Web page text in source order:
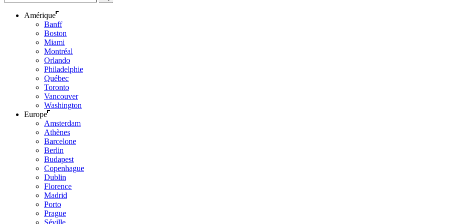
Amérique
Banff
Boston
Miami
Montréal
Orlando
Philadelphie
Québec
Toronto
Vancouver
Washington
Europe
Amsterdam
Athènes
Barcelone
Berlin
Budapest
Copenhague
Dublin
Florence
Madrid
Porto
Prague
Séville